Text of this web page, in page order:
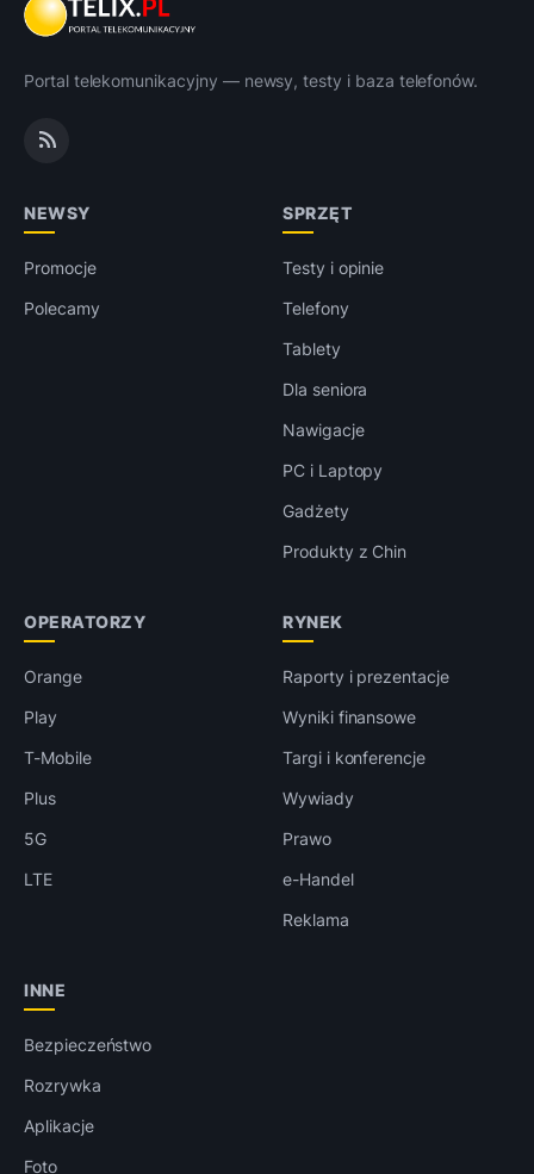
Portal telekomunikacyjny — newsy, testy i baza telefonów.
NEWSY
Promocje
Polecamy
SPRZĘT
Testy i opinie
Telefony
Tablety
Dla seniora
Nawigacje
PC i Laptopy
Gadżety
Produkty z Chin
OPERATORZY
Orange
Play
T-Mobile
Plus
5G
LTE
RYNEK
Raporty i prezentacje
Wyniki finansowe
Targi i konferencje
Wywiady
Prawo
e-Handel
Reklama
INNE
Bezpieczeństwo
Rozrywka
Aplikacje
Foto